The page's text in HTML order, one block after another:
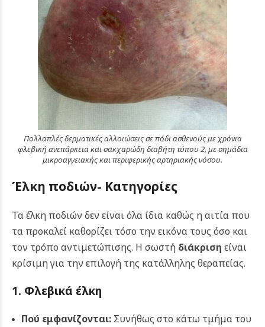
Πολλαπλές δερματικές αλλοιώσεις σε πόδι ασθενούς με χρόνια
φλεβική ανεπάρκεια και σακχαρώδη διαβήτη τύπου 2, με σημάδια
μικροαγγειακής και περιφερικής αρτηριακής νόσου.
Έλκη ποδιών- Κατηγορίες
Τα έλκη ποδιών δεν είναι όλα ίδια καθώς η αιτία που
τα προκαλεί καθορίζει τόσο την εικόνα τους όσο και
τον τρόπο αντιμετώπισης. Η σωστή διάκριση είναι
κρίσιμη για την επιλογή της κατάλληλης θεραπείας.
1. Φλεβικά έλκη
Πού εμφανίζονται:Συνήθως στο κάτω τμήμα του